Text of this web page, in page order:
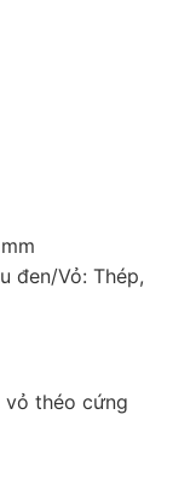
đen/Vỏ: Thép,
vỏ théo cứng